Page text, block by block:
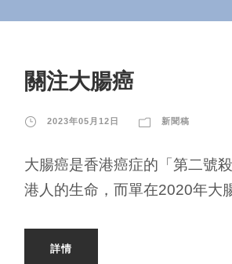
關注大腸癌
2023年05月12日 新聞稿
大腸癌是香港癌症的「第二號
港人的生命，而單在2020年大
詳情